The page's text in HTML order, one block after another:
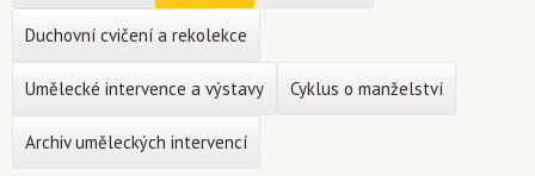
Duchovní cvičení a rekolekce
Umělecké intervence a výstavy Cyklus o manželství
Archiv uměleckých intervencí